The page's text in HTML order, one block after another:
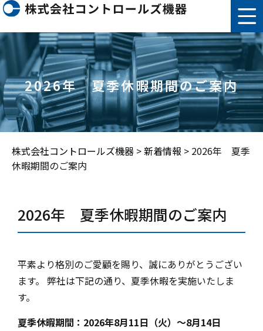
2026年 夏季休暇期間のご案内
株式会社コントロールズ機器 >新着情報 > 2026年 夏季
休暇期間のご案内
2026年 夏季休暇期間のご案内
平素より格別のご愛顧を賜り、誠にありがとうござい
ます。 弊社は下記の通り、夏季休暇を実施いたしま
す。
夏季休暇期間：2026年8月11日（火）～8月14日